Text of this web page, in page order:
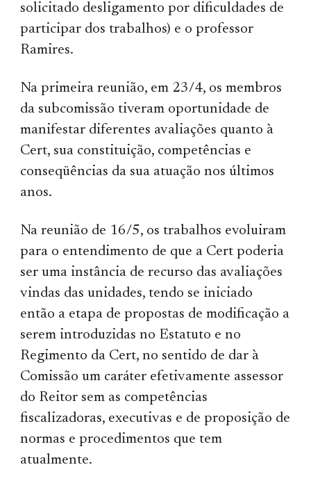
solicitado desligamento por dificuldades de
participar dos trabalhos) e o professor
Ramires.
Na primeira reunião, em 23/4, os membros
da subcomissão tiveram oportunidade de
manifestar diferentes avaliações quanto à
Cert, sua constituição, competências e
conseqüências da sua atuação nos últimos
anos.
Na reunião de 16/5, os trabalhos evoluiram
para o entendimento de que a Cert poderia
ser uma instância de recurso das avaliações
vindas das unidades, tendo se iniciado
então a etapa de propostas de modificação a
serem introduzidas no Estatuto e no
Regimento da Cert, no sentido de dar à
Comissão um caráter efetivamente assessor
do Reitor sem as competências
fiscalizadoras, executivas e de proposição de
normas e procedimentos que tem
atualmente.